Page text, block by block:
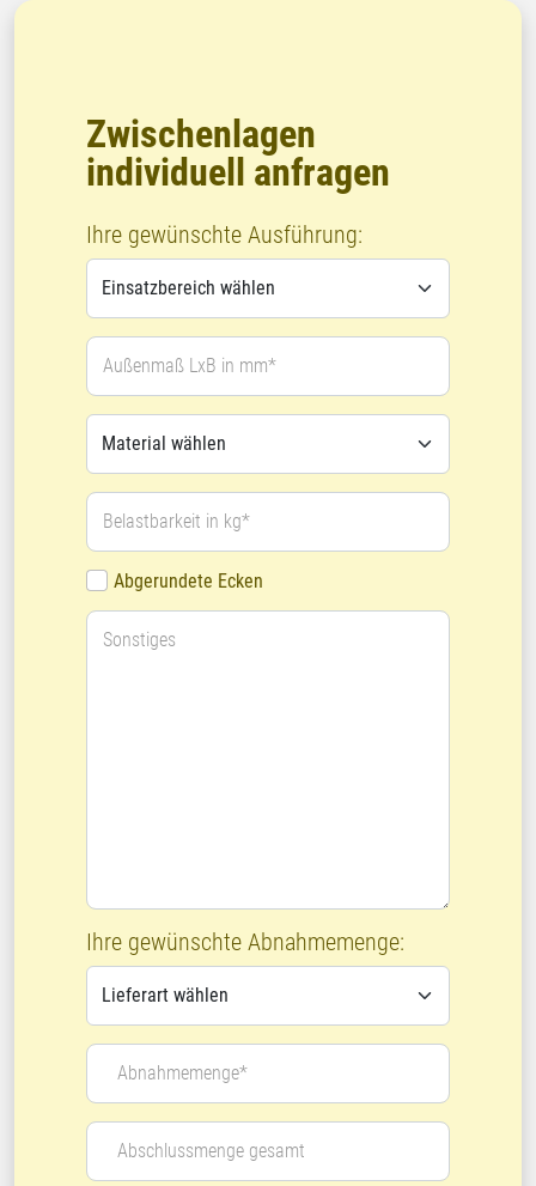
Zwischenlagen
individuell anfragen
Ihre gewünschte Ausführung:
Außenmaß LxB in mm*
Belastbarkeit in kg*
Abgerundete Ecken
Sonstiges
Ihre gewünschte Abnahmemenge:
Abnahmemenge*
Abschlussmenge gesamt